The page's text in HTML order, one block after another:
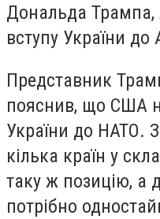
Дональда Трампа,
вступу України до
Представник
пояснив, що США
України до НАТО.
кілька країн у
таку ж позицію, а
потрібно